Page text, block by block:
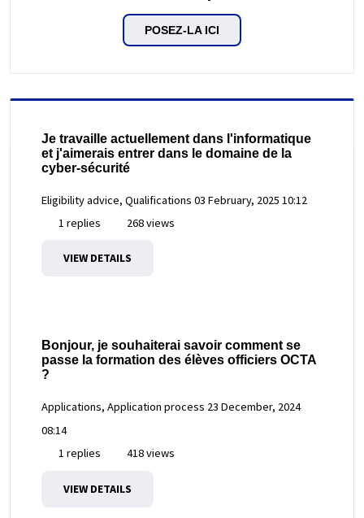
POSEZ-LA ICI
Je travaille actuellement dans l'informatique
et j'aimerais entrer dans le domaine de la
cyber-sécurité
Eligibility advice, Qualifications 03 February, 2025 10:12
1 replies
268 views
VIEW DETAILS
Bonjour, je souhaiterai savoir comment se
passe la formation des élèves officiers OCTA
?
Applications, Application process 23 December, 2024
08:14
1 replies
418 views
VIEW DETAILS